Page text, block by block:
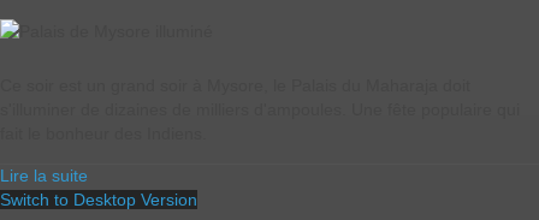
Lire la suite
Switch to Desktop Version